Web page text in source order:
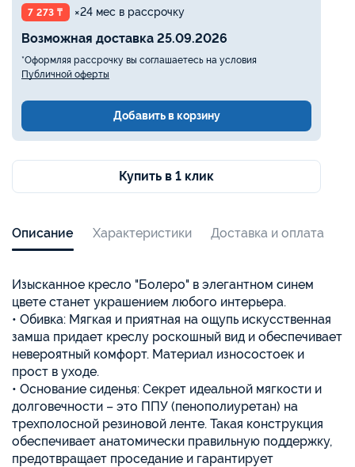
7 273 ₸ ×24 мес в рассрочку
Возможная доставка 25.09.2026
*Оформляя рассрочку вы соглашаетесь на условия
Публичной оферты
Добавить в корзину
Купить в 1 клик
Описание Характеристики Доставка и оплата
Изысканное кресло "Болеро" в элегантном синем
цвете станет украшением любого интерьера.
• Обивка: Мягкая и приятная на ощупь искусственная
замша придает креслу роскошный вид и обеспечивает
невероятный комфорт. Материал износостоек и
прост в уходе.
• Основание сиденья: Секрет идеальной мягкости и
долговечности – это ППУ (пенополиуретан) на
трехполосной резиновой ленте. Такая конструкция
обеспечивает анатомически правильную поддержку,
предотвращает проседание и гарантирует